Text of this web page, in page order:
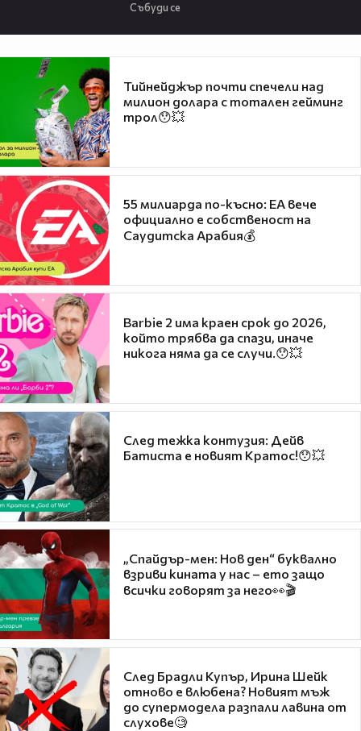
Събуди се
Тийнейджър почти спечели над
милион долара с тотален гейминг
трол😯💥
55 милиарда по-късно: EA вече
официално е собственост на
Саудитска Арабия💰
Barbie 2 има краен срок до 2026,
който трябва да спази, иначе
никога няма да се случи.😯💥
След тежка контузия: Дейв
Батиста е новият Кратос!😯💥
„Спайдър-мен: Нов ден“ буквално
взриви кината у нас – ето защо
всички говорят за него👀🎬
След Брадли Купър, Ирина Шейк
отново е влюбена? Новият мъж
до супермодела разпали лавина от
слухове🧐